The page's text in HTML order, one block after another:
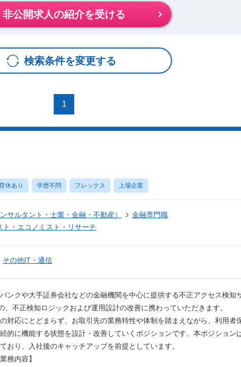
非公開求人の紹介を受ける
検索条件を変更する
1
休あり 学歴不問 フレックス 上場企業
サルタント・士業・金融・不動産）
金融専門職
ト・エコノミスト・リサーチ
その他IT・通信
ンクや大手証券会社などの金融機関を中心に提供する不正アクセス検知
、不正検知ロジックおよび運用設計の改善に携わっていただきます。
対応にとどまらず、お取引先の業務特性や体制を踏まえながら、利用者
的に機能する状態を設計・改善していくポジションです。本ポジション
おり、入社後のキャッチアップを前提としています。
務内容】